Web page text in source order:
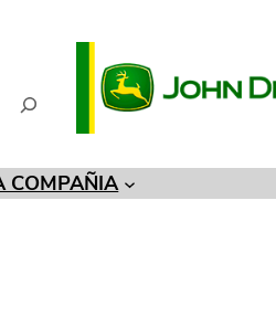
COMPAÑIA